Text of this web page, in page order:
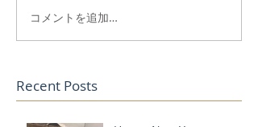
コメントを追加…
Recent Posts